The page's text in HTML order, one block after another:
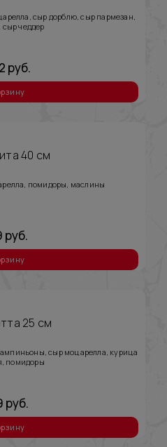
сыр дорблю, сыр пармезан,
сыр чеддер
руб.
40 см
помидоры, маслины
руб.
25 см
сыр моцарелла, курица
помидоры
руб.